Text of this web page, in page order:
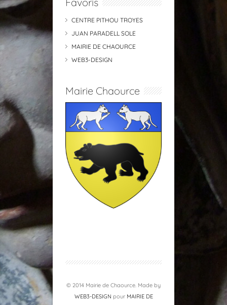
CENTRE PITHOU TROYES
JUAN PARADELL SOLE
MAIRIE DE CHAOURCE
WEB3-DESIGN
Mairie Chaource
© 2014 Mairie de Chaource. Made by
WEB3-DESIGN pour MAIRIE DE